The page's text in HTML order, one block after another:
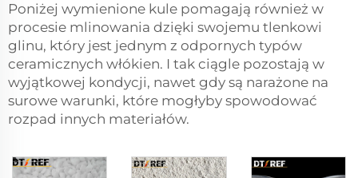
Poniżej wymienione kule pomagają również w
procesie mlinowania dzięki swojemu tlenkowi
glinu, który jest jednym z odpornych typów
ceramicznych włókien. I tak ciągle pozostają w
wyjątkowej kondycji, nawet gdy są narażone na
surowe warunki, które mogłyby spowodować
rozpad innych materiałów.